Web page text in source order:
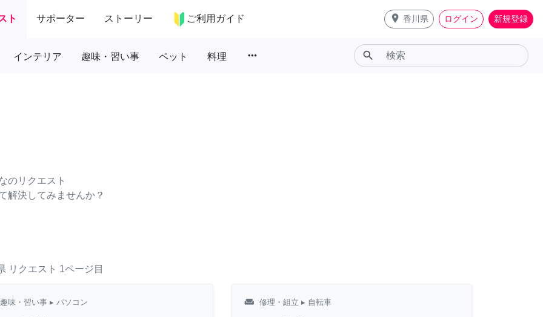
ト サポーター ストーリー ご利用ガイド place 香川県 ログイン 新規登録
インテリア 趣味・習い事 ペット 料理 more_horiz search
のリクエスト
解決してみませんか？
リクエスト 1ページ目
趣味・習い事 ▸ パソコン weekend 修理・組立 ▸ 自転車